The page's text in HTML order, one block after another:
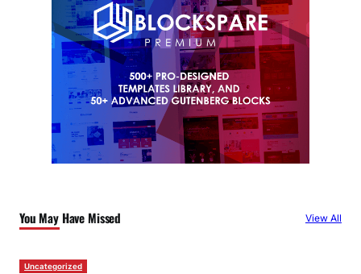
You May Have Missed View All
Uncategorized